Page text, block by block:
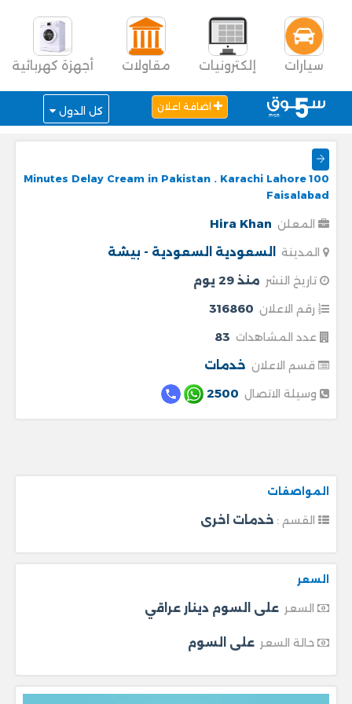
سيارات إلكترونيات مقاولات أجهزة كهربائية
اضافة اعلان كل الدول
100 Minutes Delay Cream in Pakistan . Karachi Lahore
Faisalabad
المعلن Hira Khan
المدينة السعودية السعودية - بيشة
تاريخ النشر منذ 29 يوم
رقم الاعلان 316860
عدد المشاهدات 83
قسم الاعلان خدمات
وسيلة الاتصال 2500
المواصفات
خدمات اخرى
السعر
السعر على السوم دينار عراقي
حالة السعر على السوم